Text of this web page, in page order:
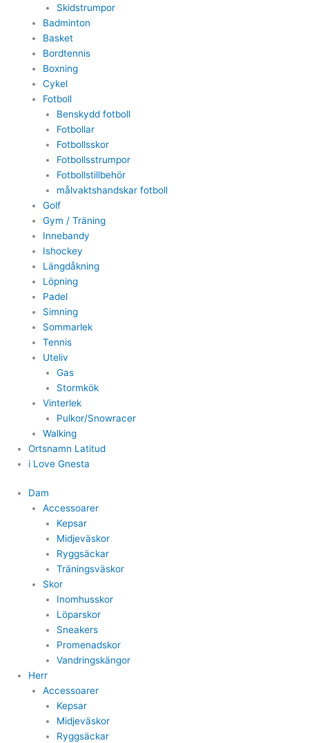
Skidstrumpor
Badminton
Basket
Bordtennis
Boxning
Cykel
Fotboll
Benskydd fotboll
Fotbollar
Fotbollsskor
Fotbollsstrumpor
Fotbollstillbehör
målvaktshandskar fotboll
Golf
Gym / Träning
Innebandy
Ishockey
Längdåkning
Löpning
Padel
Simning
Sommarlek
Tennis
Uteliv
Gas
Stormkök
Vinterlek
Pulkor/Snowracer
Walking
Ortsnamn Latitud
i Love Gnesta
Dam
Accessoarer
Kepsar
Midjeväskor
Ryggsäckar
Träningsväskor
Skor
Inomhusskor
Löparskor
Sneakers
Promenadskor
Vandringskängor
Herr
Accessoarer
Kepsar
Midjeväskor
Ryggsäckar